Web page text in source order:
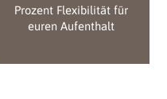
Prozent Flexibilität für
euren Aufenthalt